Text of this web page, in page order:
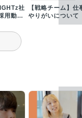
社
用動
【戦略チーム】仕
やりがいについて